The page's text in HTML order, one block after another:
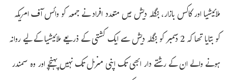
ملائیشیا اور کاکس بازار، بنگلہ دیش میں متعدد افراد نے جمعہ کو وائس آف امریکہ
کو بتایا تھا کہ 2 دسمبر کو بنگلہ دیش سے ایک کشتی کے ذریعے ملائیشیا کے لیے روانہ
ہونے والے ان کے رشتے دار ابھی تک اپنی منزل تک نہیں پہنچے اور وہ سمندر